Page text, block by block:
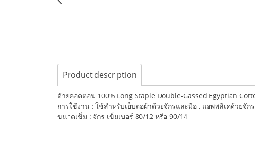
Product description
ด้ายคอตตอน 100% Long Staple Double-Gassed Egyptian
การใช้งาน : ใช้สำหรับเย็บต่อผ้าด้วยจักรและมือ , แอพพลิเคด้วยจั
ขนาดเข็ม : จักร เข็มเบอร์ 80/12 หรือ 90/14